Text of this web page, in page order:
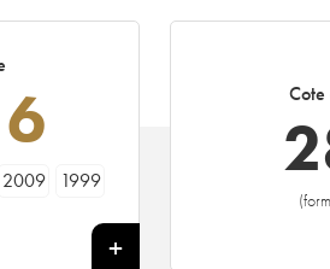
2009
1999